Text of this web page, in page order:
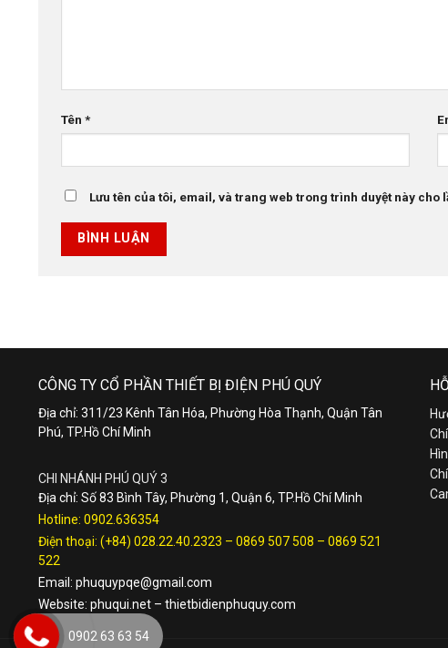
Tên *
Lưu tên của tôi, email, và trang web trong trình duyệt này cho
CÔNG TY CỔ PHẦN THIẾT BỊ ĐIỆN PHÚ QUÝ
Địa chỉ: 311/23 Kênh Tân Hóa, Phường Hòa Thạnh, Quận Tân
Phú, TP.Hồ Chí Minh
CHI NHÁNH PHÚ QUÝ 3
Địa chỉ: Số 83 Bình Tây, Phường 1, Quận 6, TP.Hồ Chí Minh
Hotline: 0902.636354
Điện thoại: (+84) 028.22.40.2323 – 0869 507 508 – 0869 521
522
Email: phuquypqe@gmail.com
Website: phuqui.net – thietbidienphuquy.com
0902 63 63 54